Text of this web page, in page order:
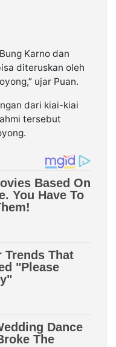
Karno dan
diteruskan oleh
ujar Puan.
dari kiai-kiai
tersebut